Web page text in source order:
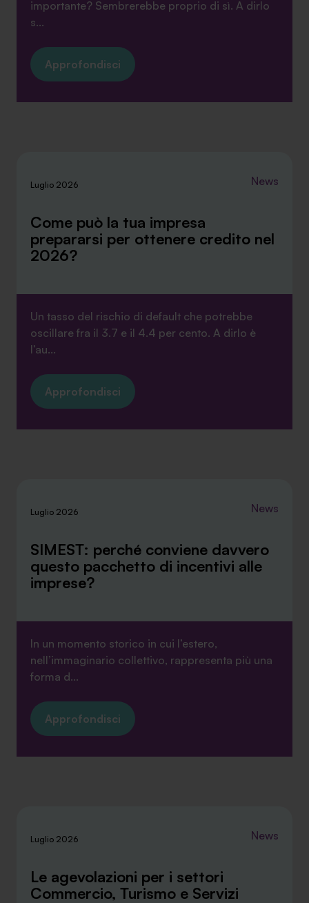
importante? Sembrerebbe proprio di sì. A dirlo
s...
Approfondisci
Luglio 2026 News
Come può la tua impresa
prepararsi per ottenere credito nel
2026?
Un tasso del rischio di default che potrebbe
oscillare fra il 3.7 e il 4.4 per cento. A dirlo è
l’au...
Approfondisci
Luglio 2026 News
SIMEST: perché conviene davvero
questo pacchetto di incentivi alle
imprese?
In un momento storico in cui l’estero,
nell’immaginario collettivo, rappresenta più una
forma d...
Approfondisci
Luglio 2026 News
Le agevolazioni per i settori
Commercio, Turismo e Servizi